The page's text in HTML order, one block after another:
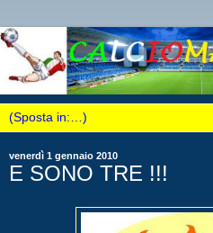
venerdì 1 gennaio 2010
E SONO TRE !!!